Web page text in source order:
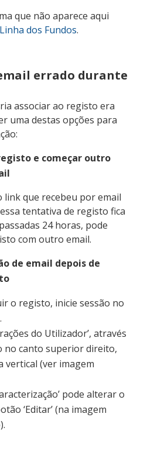
que não aparece aqui
dos Fundos.
errado durante
associar ao registo era
uma destas opções para
e começar outro
link que recebeu por email
tentativa de registo fica
24 horas, pode
com outro email.
de email depois de
o registo, inicie sessão no
.
do Utilizador’, através
no canto superior direito,
vertical (ver imagem
pode alterar o
‘Editar’ (na imagem